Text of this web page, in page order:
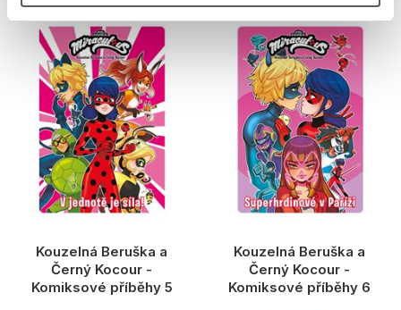
Kouzelná Beruška a
Černý Kocour -
Komiksové příběhy 5
Kouzelná Beruška a
Černý Kocour -
Komiksové příběhy 6